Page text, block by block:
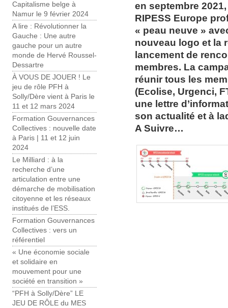
Capitalisme belge à
Namur le 9 février 2024
A lire : Révolutionner la
Gauche : Une autre
gauche pour un autre
monde de Hervé Roussel-
Dessartre
À VOUS DE JOUER ! Le
jeu de rôle PFH à
Solly/Dère vient à Paris le
11 et 12 mars 2024
Formation Gouvernances
Collectives : nouvelle date
à Paris | 11 et 12 juin
2024
Le Milliard : à la
recherche d’une
articulation entre une
démarche de mobilisation
citoyenne et les réseaux
institués de l’ESS.
Formation Gouvernances
Collectives : vers un
référentiel
« Une économie sociale
et solidaire en
mouvement pour une
société en transition »
“PFH à Solly/Dère” LE
JEU DE RÔLE du MES
en septembre
RIPESS Europe
« peau neuve »
nouveau logo et la
lancement de
membres. La
réunir tous les
(Ecolise, Urgenci,
une lettre
son actualité et à
A Suivre…